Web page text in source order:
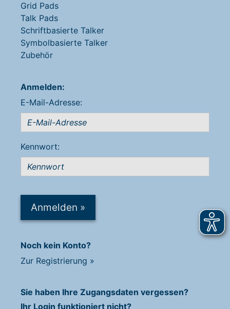
Grid Pads
Talk Pads
Schriftbasierte Talker
Symbolbasierte Talker
Zubehör
Anmelden:
E-Mail-Adresse:
Kennwort:
Anmelden »
Noch kein Konto?
Zur Registrierung »
Sie haben Ihre Zugangsdaten vergessen?
Ihr Login funktioniert nicht?